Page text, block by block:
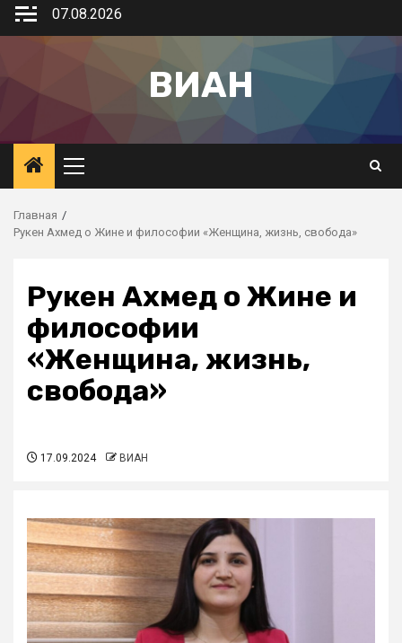
07.08.2026
ВИАН
Главная
Рукен Ахмед о Жине и философии «Женщина, жизнь, свобода»
Рукен Ахмед о Жине и
философии
«Женщина, жизнь,
свобода»
17.09.2024 ВИАН